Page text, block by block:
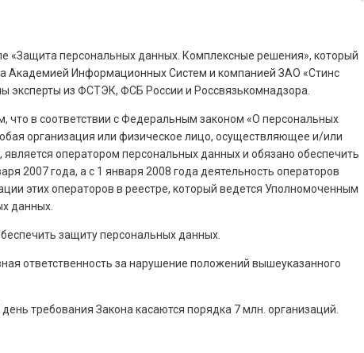
«Защита персональных данных. Комплексные решения», который
Академией Информационных Систем и компанией ЗАО «Стинс
эксперты из ФСТЭК, ФСБ России и Россвязькомнадзора.
что в соответствии с Федеральным законом «О персональных
организация или физическое лицо, осуществляющее и/или
оператором персональных данных и обязано обеспечить
2007 года, а с 1 января 2008 года деятельность операторов
этих операторов в реестре, который ведется Уполномоченным
данных.
защиту персональных данных.
ответственность за нарушение положений вышеуказанного
требования Закона касаются порядка 7 млн. организаций.